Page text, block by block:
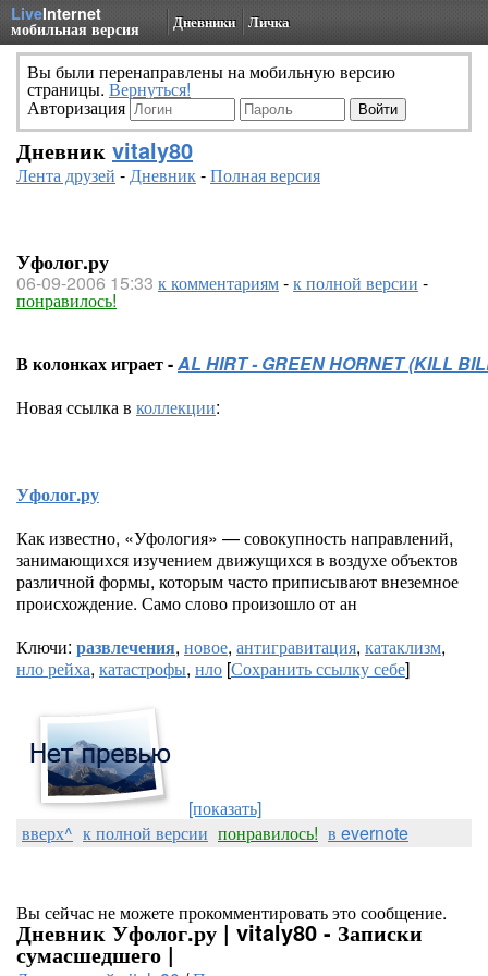
LiveInternet
мобильная версия Дневники Личка
Вы были перенаправлены на мобильную версию
страницы. Вернуться!
Авторизация
Дневник vitaly80
Лента друзей -Дневник-Полная версия
Уфолог.ру
06-09-2006 15:33 к комментариям-к полной версии -
понравилось!
В колонках играет -AL HIRT - GREEN HORNET (KILL
Новая ссылка в коллекции:
Уфолог.ру
Как известно, «Уфология» — совокупность направлений,
занимающихся изучением движущихся в воздухе объектов
различной формы, которым часто приписывают внеземное
происхождение. Само слово произошло от ан
Ключи: развлечения, новое, антигравитация, катаклизм,
нло рейха, катастрофы, нло [Сохранить ссылку себе]
[показать]
вверх^ к полной версии понравилось! в evernote
Вы сейчас не можете прокомментировать это сообщение.
Дневник Уфолог.ру | vitaly80 - Записки
сумасшедшего |